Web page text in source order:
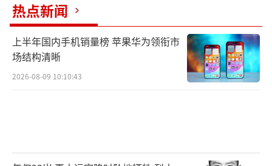
热点新闻
上半年国内手机销量榜 苹果华为领衔市
场结构清晰
2026-08-09 10:10:43